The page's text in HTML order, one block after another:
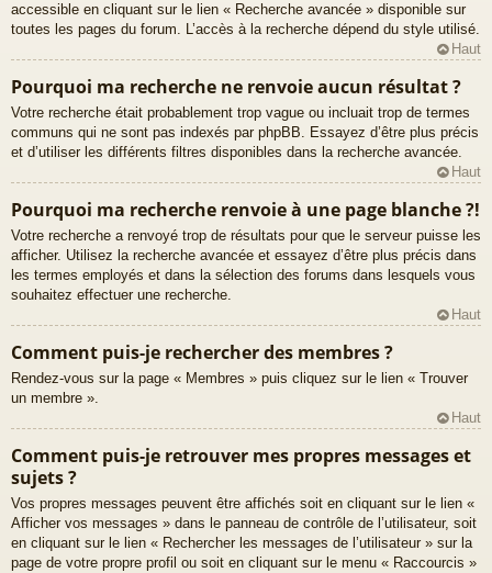
accessible en cliquant sur le lien « Recherche avancée » disponible sur
toutes les pages du forum. L’accès à la recherche dépend du style utilisé.
Haut
Pourquoi ma recherche ne renvoie aucun résultat ?
Votre recherche était probablement trop vague ou incluait trop de termes
communs qui ne sont pas indexés par phpBB. Essayez d’être plus précis
et d’utiliser les différents filtres disponibles dans la recherche avancée.
Haut
Pourquoi ma recherche renvoie à une page blanche ?!
Votre recherche a renvoyé trop de résultats pour que le serveur puisse les
afficher. Utilisez la recherche avancée et essayez d’être plus précis dans
les termes employés et dans la sélection des forums dans lesquels vous
souhaitez effectuer une recherche.
Haut
Comment puis-je rechercher des membres ?
Rendez-vous sur la page « Membres » puis cliquez sur le lien « Trouver
un membre ».
Haut
Comment puis-je retrouver mes propres messages et
sujets ?
Vos propres messages peuvent être affichés soit en cliquant sur le lien «
Afficher vos messages » dans le panneau de contrôle de l’utilisateur, soit
en cliquant sur le lien « Rechercher les messages de l’utilisateur » sur la
page de votre propre profil ou soit en cliquant sur le menu « Raccourcis »